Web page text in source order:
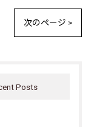
次のページ >
Posts